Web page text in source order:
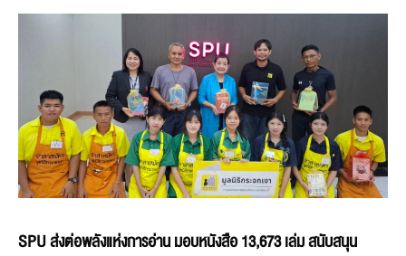
SPU ส่งต่อพลังแห่งการอ่าน มอบหนังสือ 13,673 เล่ม สนับสนุน